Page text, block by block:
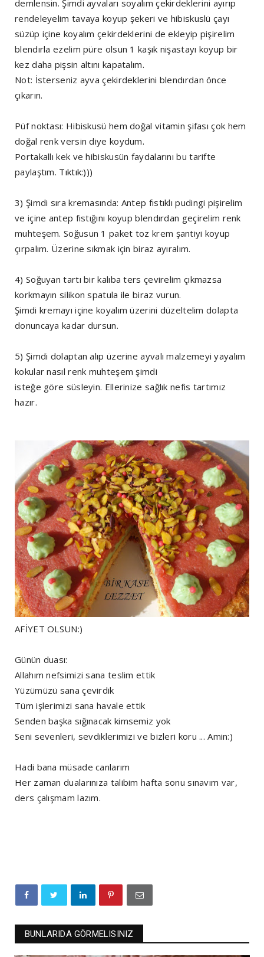
demlensin. Şimdi ayvaları soyalım çekirdeklerini ayırıp
rendeleyelim tavaya koyup şekeri ve hibiskuslü çayı
süzüp içine koyalım çekirdeklerini de ekleyip pişirelim
blendırla ezelim püre olsun 1 kaşık nişastayı koyup bir
kez daha pişsin altını kapatalım.
Not: İsterseniz ayva çekirdeklerini blendırdan önce
çıkarın.
Püf noktası: Hibiskusü hem doğal vitamin şifası çok hem
doğal renk versin diye koydum.
Portakallı kek ve hibiskusün faydalarını bu tarifte
paylaştım. Tıktık:)))
3) Şimdi sıra kremasında: Antep fıstıklı pudingi pişirelim
ve içine antep fıstığını koyup blendırdan geçirelim renk
muhteşem. Soğusun 1 paket toz krem şantiyi koyup
çırpalım. Üzerine sıkmak için biraz ayıralım.
4) Soğuyan tartı bir kalıba ters çevirelim çıkmazsa
korkmayın silikon spatula ile biraz vurun.
Şimdi kremayı içine koyalım üzerini düzeltelim dolapta
donuncaya kadar dursun.
5) Şimdi dolaptan alıp üzerine ayvalı malzemeyi yayalım
kokular nasıl renk muhteşem şimdi
isteğe göre süsleyin. Ellerinize sağlık nefis tartımız
hazır.
AFİYET OLSUN:)
Günün duası:
Allahım nefsimizi sana teslim ettik
Yüzümüzü sana çevirdik
Tüm işlerimizi sana havale ettik
Senden başka sığınacak kimsemiz yok
Seni sevenleri, sevdiklerimizi ve bizleri koru ... Amin:)
Hadi bana müsade canlarım
Her zaman dualarınıza talibim hafta sonu sınavım var,
ders çalışmam lazım.
BUNLARIDA GÖRMELISINIZ